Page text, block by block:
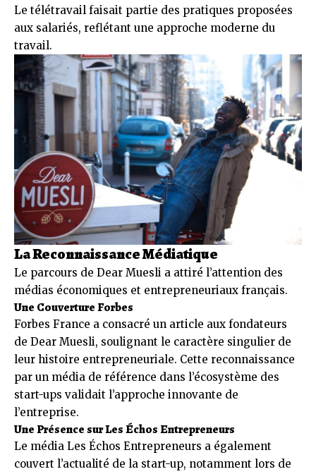
Le télétravail faisait partie des pratiques proposées
aux salariés, reflétant une approche moderne du
travail.
La Reconnaissance Médiatique
Le parcours de Dear Muesli a attiré l’attention des
médias économiques et entrepreneuriaux français.
Une Couverture Forbes
Forbes France a consacré un article aux fondateurs
de Dear Muesli, soulignant le caractère singulier de
leur histoire entrepreneuriale. Cette reconnaissance
par un média de référence dans l’écosystème des
start-ups validait l’approche innovante de
l’entreprise.
Une Présence sur Les Échos Entrepreneurs
Le média Les Échos Entrepreneurs a également
couvert l’actualité de la start-up, notamment lors de